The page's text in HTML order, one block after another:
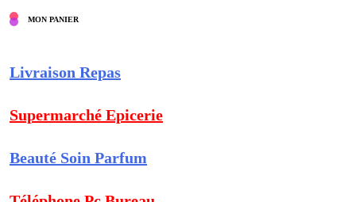
MON PANIER
Livraison Repas
Supermarché Epicerie
Beauté Soin Parfum